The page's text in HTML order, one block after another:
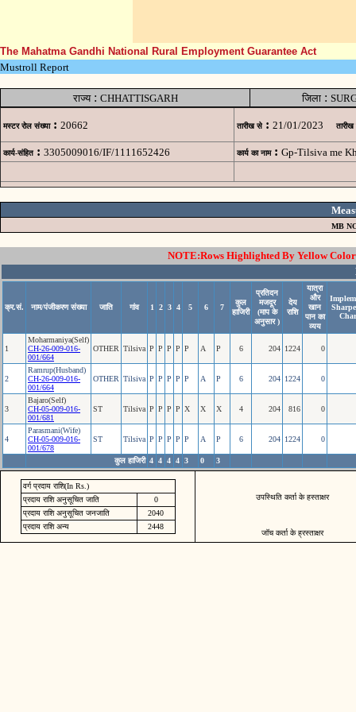
The Mahatma Gandhi National Rural Employment Guarantee Act
Mustroll Report
राज्य: CHHATTISGARH जिला :
मस्टर रोल संख्या : 20662 तारीख से : 21/01/2023 तारीख
कार्य-संहित : 3305009016/IF/1111652426 कार्य का नाम : Gp-Tilsiva me
MB
NOTE:Rows Highlighted By Yellow
क्र.सं. नाम/पंजीकरण संख्या जाति गांव 1 2 3 4 5 6 7
कुल
हाजिरी
प्रतिदन
मजदूर
(माप के
अनुसार )
देय
राशि
यात्रा
और
खान
पान का
व्यय
1
Moharmaniya(Self)
CH-26-009-016-
001/664
OTHER Tilsiva P P P P P A P 6 204 1224 0
2
Ramrup(Husband)
CH-26-009-016-
001/664
OTHER Tilsiva P P P P P A P 6 204 1224 0
3
Bajaro(Self)
CH-05-009-016-
001/681
ST Tilsiva P P P P X X X 4 204 816 0
4
Parasmani(Wife)
CH-05-009-016-
001/678
ST Tilsiva P P P P P A P 6 204 1224 0
कुल हाजिरी 4 4 4 4 3 0 3
वर्ग प्रदाय राशि(In Rs.)
प्रदाय राशि अनुसूचित जाति
0
प्रदाय राशि अनुसूचित जनजाति
2040
प्रदाय राशि अन्य
2448
उपस्थिति कर्ता के हस्ताक्षर
जॉच कर्ता के ह्रस्ताक्षर